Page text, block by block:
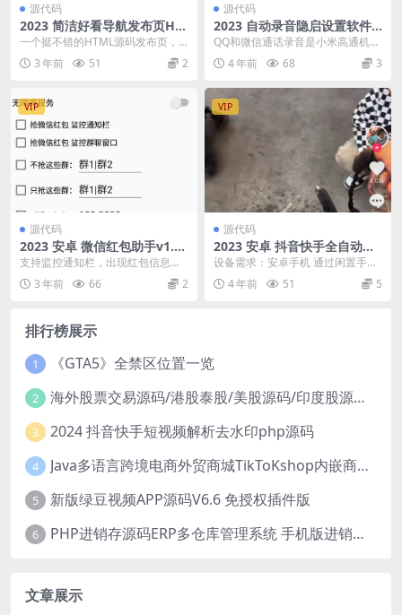
源代码
2023 简洁好看导航发布页HT
ML源码
一个挺不错的HTML源码发布页，
无后台，导入即可使用！！！
3 年前 51 2
源代码
2023 自动录音隐启设置软件 v
8.1
QQ和微信通话录音是小米高通机型
的高端机独有功能，天玑和高通中
低端机型都是没有的...
4 年前 68 3
VIP
源代码
2023 安卓 微信红包助手v1.0.
1
支持监控通知栏，出现红包信息就
会进入去开红包。开启此功能必须
给 读取通知栏的权限...
3 年前 66 2
VIP
源代码
2023 安卓 抖音快手全自动浏
览项目
设备需求：安卓手机 通过闲置手机
挂机浏览短视频做任务获取收益，
一天几块钱
4 年前 51 5
排行榜展示
1 《GTA5》全禁区位置一览
2 海外股票交易源码/港股泰股/美股源码/印度股源码/马拉西亚股票源码/国际股票配资
3 2024 抖音快手短视频解析去水印php源码
4 Java多语言跨境电商外贸商城TikToKshop内嵌商城I商家入驻I一键铺
5 新版绿豆视频APP源码V6.6 免授权插件版
6 PHP进销存源码ERP多仓库管理系统 手机版进销存 php网络版进销存小程序
文章展示